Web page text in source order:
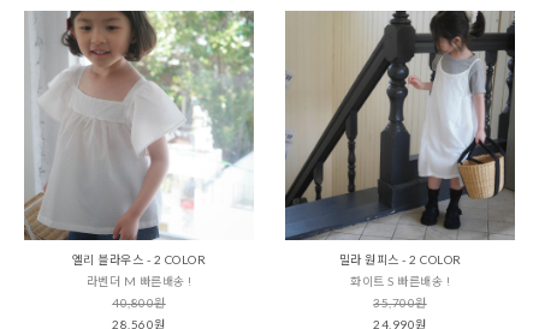
엘리 블라우스 - 2 COLOR
라벤더 M 빠른배송 !
40,800원
28,560원
밀라 원피스 - 2 COLOR
화이트 S 빠른배송 !
35,700원
24,990원